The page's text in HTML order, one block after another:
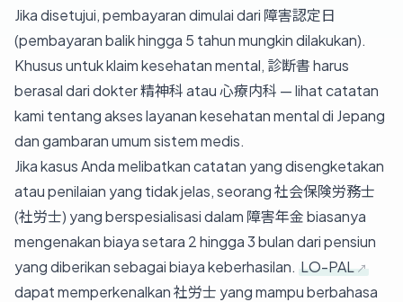
Jika disetujui, pembayaran dimulai dari 障害認定日
(pembayaran balik hingga 5 tahun mungkin dilakukan).
Khusus untuk klaim kesehatan mental, 診断書 harus
berasal dari dokter 精神科 atau 心療内科 — lihat catatan
kami tentangakses layanan kesehatan mental di Jepang
dangambaran umum sistem medis.
Jika kasus Anda melibatkan catatan yang disengketakan
atau penilaian yang tidak jelas, seorang 社会保険労務士
(社労士) yang berspesialisasi dalam 障害年金 biasanya
mengenakan biaya setara 2 hingga 3 bulan dari pensiun
yang diberikan sebagai biaya keberhasilan. LO-PAL
dapat memperkenalkan 社労士 yang mampu berbahasa